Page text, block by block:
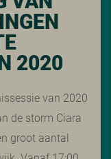
2020
van 2020
de storm Ciara
groot aantal